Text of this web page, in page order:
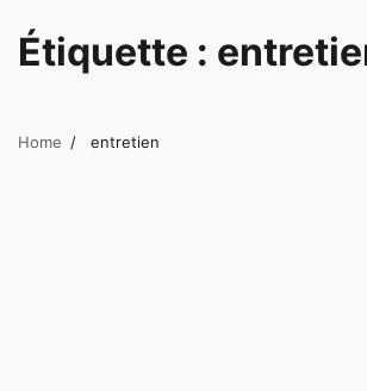
Étiquette :
Home entretien